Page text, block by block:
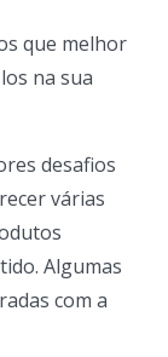
que melhor
na sua
desafios
várias
Algumas
com a